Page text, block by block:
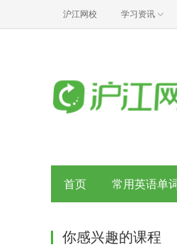
沪江网校 学习资讯
首页 常用英语单
你感兴趣的课程